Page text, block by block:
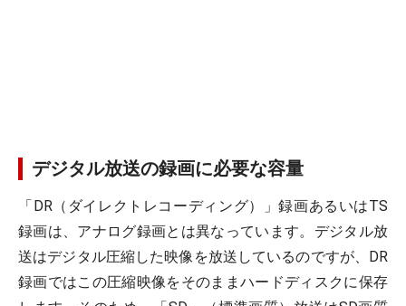
デジタル放送の録画に必要な容量
「DR（ダイレクトレコーディング）」録画あるいはTS
録画は、アナログ録画とは異なっています。デジタル放
送はデジタル圧縮した映像を放送しているのですが、DR
録画ではこの圧縮映像をそのままハードディスクに保存